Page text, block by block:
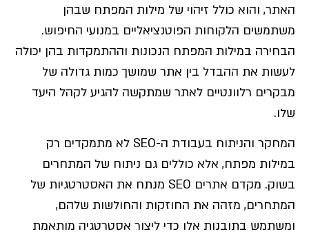
האתר, והוא כולל זיהוי של מילות המפתח שבהן
משתמשים הלקוחות הפוטנציאליים במנועי החיפוש.
הבחירה במילות המפתח הנכונות וההתמקדות בהן יכולה
לעשות את ההבדל בין אתר שמושך כמות גדולה של
מבקרים רלוונטיים לאתר שמתקשה להגיע לקהל היעד
שלו.
המחקר והניתוח בעבודת ה-SEO לא מתמקדים רק
במילות מפתח, אלא כוללים גם ניתוח של המתחרים
בשוק. מקדם אתרים SEO מנתח את האסטרטגיות של
המתחרים, מזהה את החוזקות והחולשות שלהם,
ומשתמש בתובנות אלו כדי ליצור אסטרטגיה מותאמת